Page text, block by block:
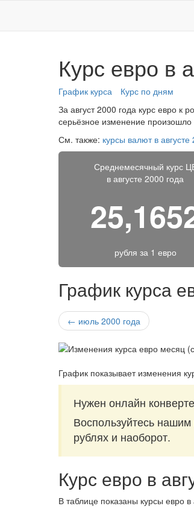
Курс евро в
График курса
Курс по дням
За август 2000 года курс евро к
серьёзное изменение произошло
См. также: курсы валют в августе
Среднемесячный курс
в августе 2000 года
рубля за 1 евро
График курса
← июль 2000 года
График показывает изменения
Нужен онлайн
Воспользуйтесь нашим
рублях и наоборот.
Курс евро в
В таблице показаны курсы евро